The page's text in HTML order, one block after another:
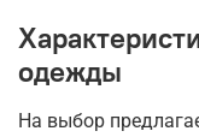
одежды
На выбор